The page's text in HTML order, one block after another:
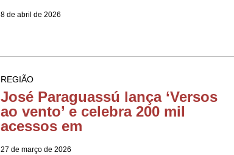
8 de abril de 2026
REGIÃO
José Paraguassú lança ‘Versos
ao vento’ e celebra 200 mil
acessos em
27 de março de 2026